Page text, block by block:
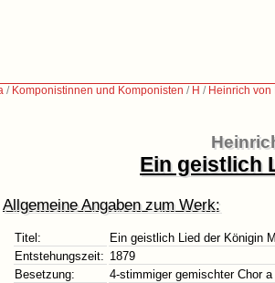
/ Komponistinnen und Komponisten / H / Heinrich
Ein geistlich
Allgemeine Angaben zum Werk:
Titel:
Ein geistlich Lied der Königin
Entstehungszeit: 1879
Besetzung:
4-stimmiger gemischter Chor